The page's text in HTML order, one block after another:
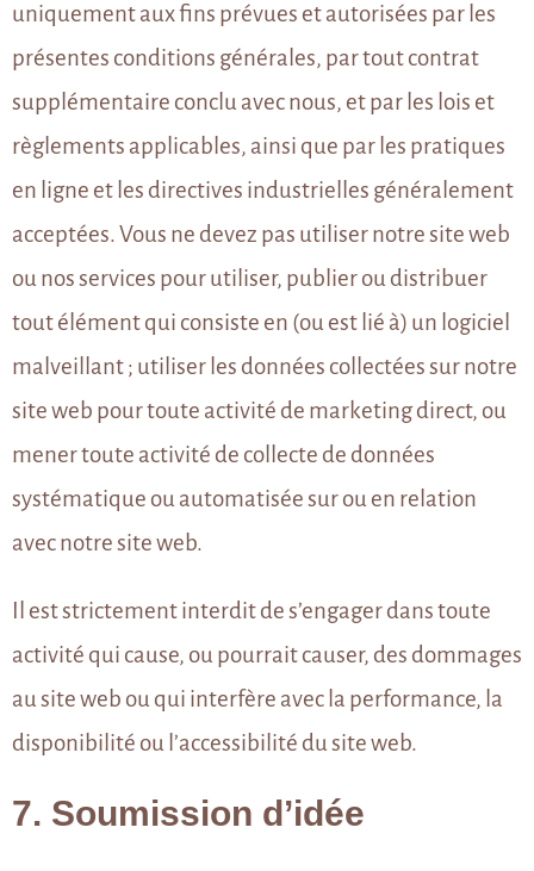
uniquement aux fins prévues et autorisées par les
présentes conditions générales, par tout contrat
supplémentaire conclu avec nous, et par les lois et
règlements applicables, ainsi que par les pratiques
en ligne et les directives industrielles généralement
acceptées. Vous ne devez pas utiliser notre site web
ou nos services pour utiliser, publier ou distribuer
tout élément qui consiste en (ou est lié à) un logiciel
malveillant ; utiliser les données collectées sur notre
site web pour toute activité de marketing direct, ou
mener toute activité de collecte de données
systématique ou automatisée sur ou en relation
avec notre site web.
Il est strictement interdit de s’engager dans toute
activité qui cause, ou pourrait causer, des dommages
au site web ou qui interfère avec la performance, la
disponibilité ou l’accessibilité du site web.
7. Soumission d’idée